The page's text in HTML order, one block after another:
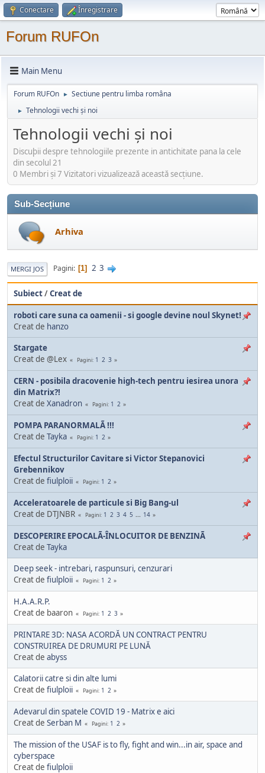
Conectare Înregistrare
Forum RUFOn
Main Menu
Forum RUFOn ► Sectiune pentru limba româna
► Tehnologii vechi și noi
Tehnologii vechi și noi
Discuþii despre tehnologiile prezente in antichitate pana la cele
din secolul 21
0 Membri şi 7 Vizitatori vizualizează această secțiune.
Sub-Secțiune
Arhiva
MERGI JOS Pagini 1 2 3
Subiect/Creat de
roboti care suna ca oamenii - si google devine noul Skynet!
Creat de hanzo
Stargate
Creat de @Lex
Pagini 1 2 3
CERN - posibila dracovenie high-tech pentru iesirea unora
din Matrix?!
Creat de Xanadron Pagini 1 2
POMPA PARANORMALÃ !!!
Creat de Tayka Pagini 1 2
Efectul Structurilor Cavitare si Victor Stepanovici
Grebennikov
Creat de fiulploii Pagini 1 2
Acceleratoarele de particule si Big Bang-ul
Creat de DTJNBR
Pagini 1 2 3 4 5 ... 14
DESCOPERIRE EPOCALÃ-ÎNLOCUITOR DE BENZINÃ
Creat de Tayka
Deep seek - intrebari, raspunsuri, cenzurari
Creat de fiulploii Pagini 1 2
H.A.A.R.P.
Creat de baaron
Pagini 1 2 3
PRINTARE 3D: NASA ACORDĂ UN CONTRACT PENTRU
CONSTRUIREA DE DRUMURI PE LUNĂ
Creat de abyss
Calatorii catre si din alte lumi
Creat de fiulploii Pagini 1 2
Adevarul din spatele COVID 19 - Matrix e aici
Creat de Serban M Pagini 1 2
The mission of the USAF is to fly, fight and win...in air, space and
cyberspace
Creat de fiulploii